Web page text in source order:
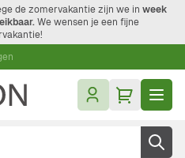
de zomervakantie zijn we in week
We wensen je een fijne